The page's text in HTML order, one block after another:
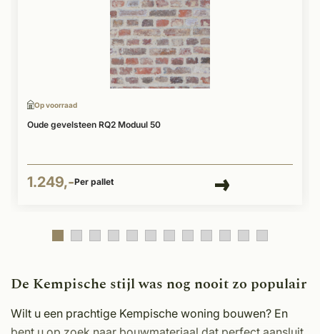
Op voorraad
Oude gevelsteen RQ2 Moduul 50
1.249,-Per pallet
De Kempische stijl was nog nooit zo populair
Wilt u een prachtige Kempische woning bouwen? En